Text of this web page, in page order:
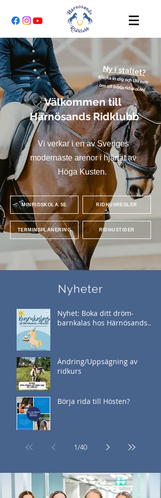
Ny i stallet?
Klicka in dig och läs mer
om att börja ridskolan!
Välkommen till
Härnösands Ridklubb
Vi verkar i en av Sveriges
modernaste arenor i hjärtat av
Höga Kusten.
MINRIDSKOLA.SE RIDHUSREGLER
TERMINSPLANERING RIDHUSTIDER
Nyheter
Nyhet: Boka ditt dröm-
barnkalas hos Härnösands
Ändring/Uppsägning av
ridkurs
Börja rida till Hösten?
1/40